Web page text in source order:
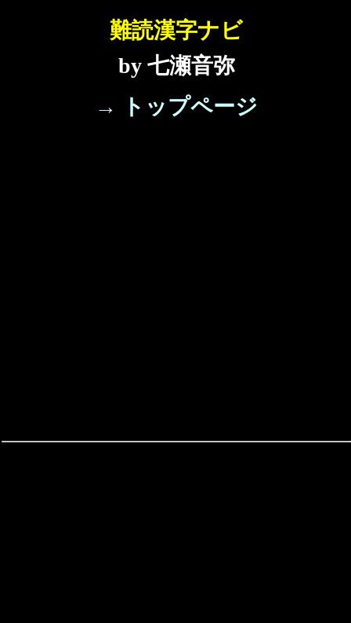
難読漢字ナビ
by 七瀬音弥
→ トップページ